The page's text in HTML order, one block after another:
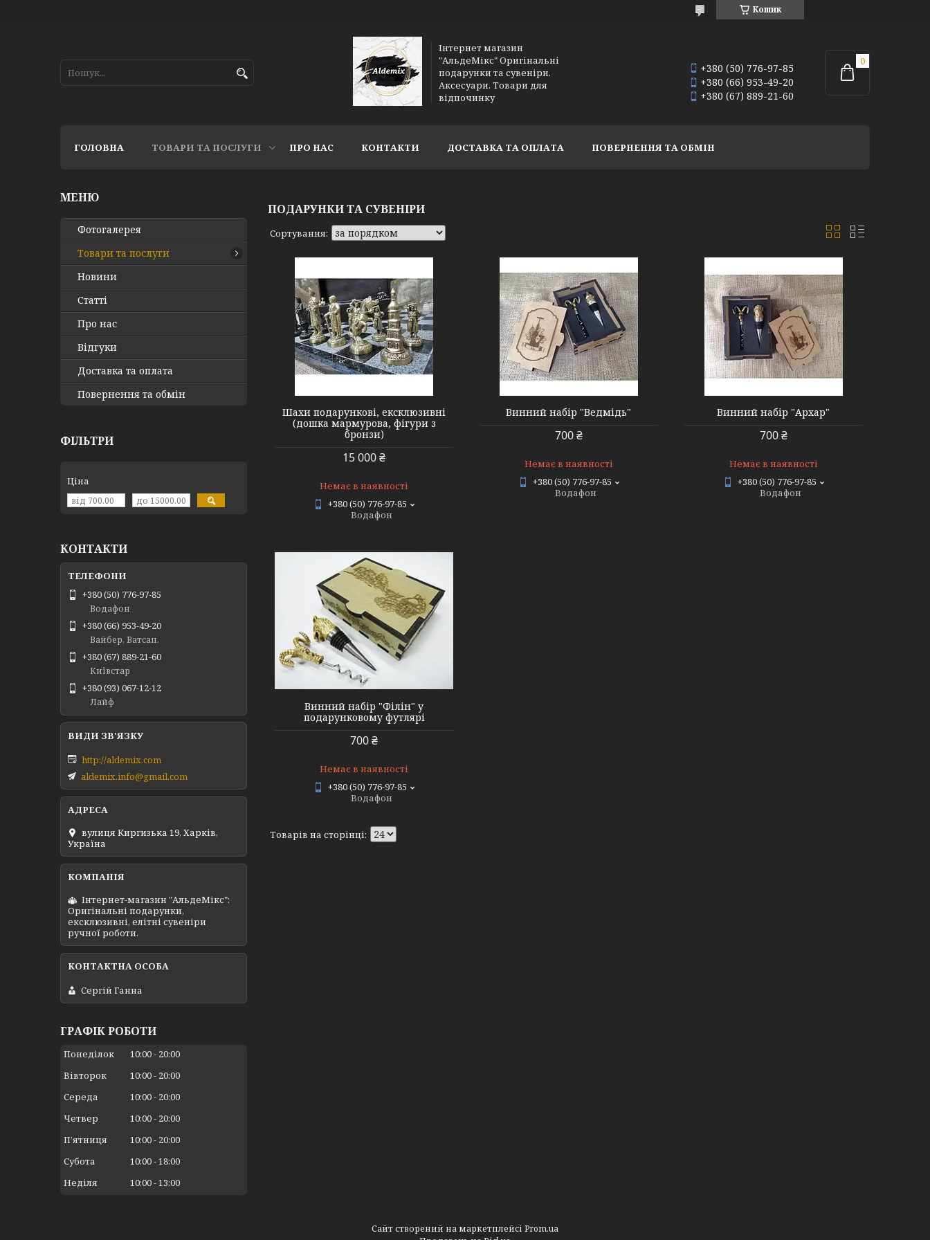
Кошик
Інтернет магазин
"АльдеМікс" Оригінальні
подарунки та сувеніри.
Аксесуари. Товари для
відпочинку
+380 (50) 776-97-85
+380 (66) 953-49-20
+380 (67) 889-21-60
ГОЛОВНА ТОВАРИ ТА ПОСЛУГИ ПРО НАС КОНТАКТИ ДОСТАВКА ТА ОПЛАТА ПОВЕРНЕННЯ ТА ОБМІН
ПОДАРУНКИ ТА СУВЕНІРИ
shah2
Шахи подарункові, ексклюзивні
(дошка мармурова, фігури з
бронзи)
15 000 ₴
Немає в наявності
+380 (50) 776-97-85
Водафон
480007
Винний набір "Ведмідь"
700 ₴
Немає в наявності
+380 (50) 776-97-85
Водафон
480006
Винний набір "Архар"
700 ₴
Немає в наявності
+380 (50) 776-97-85
Водафон
490003
Винний набір "Філін" у
подарунковому футлярі
700 ₴
Немає в наявності
+380 (50) 776-97-85
Водафон
Фотогалерея
Товари та послуги
Новини
Статті
Про нас
Відгуки
Доставка та оплата
Повернення та обмін
ФІЛЬТРИ
Ціна
КОНТАКТИ
+380 (50) 776-97-85
Водафон
+380 (66) 953-49-20
Вайбер, Ватсап.
+380 (67) 889-21-60
Київстар
+380 (93) 067-12-12
Лайф
http://aldemix.com
aldemix.info@gmail.com
вулиця Киргизька 19, Харків,
Україна
Інтернет-магазин "АльдеМікс":
Оригінальні подарунки,
ексклюзивні, елітні сувеніри
ручної роботи.
Сергій Ганна
ГРАФІК РОБОТИ
Понеділок 10:00
20:00
Вівторок
10:00
20:00
Середа
10:00
20:00
Четвер
10:00
20:00
Пʼятниця
10:00
20:00
Субота
10:00 18:00
Неділя
10:00 13:00
Сайт створений на маркетплейсі Prom.ua